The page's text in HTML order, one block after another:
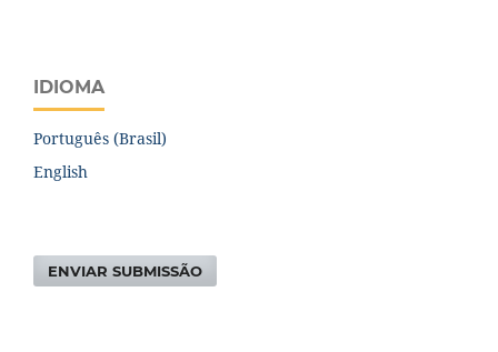
IDIOMA
Português (Brasil)
English
ENVIAR SUBMISSÃO